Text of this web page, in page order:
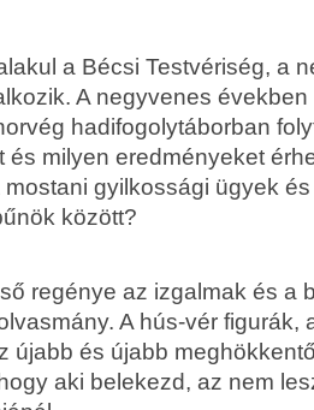
a Bécsi Testvériség, a
A negyvenes
hadifogolytáborban
és milyen eredményeket
mostani gyilkossági ügyek
között?
regénye az izgalmak és a
A hús-vér figurák,
újabb és újabb
aki belekezd, az nem